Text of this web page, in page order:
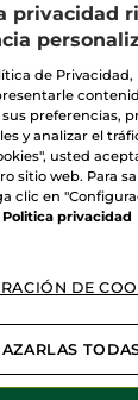
y
INCLUIR UNA
NO
privacidad
de
preferencias,
y analizar el
usted
sitio web. Para
clic en
Politica privacidad
DE